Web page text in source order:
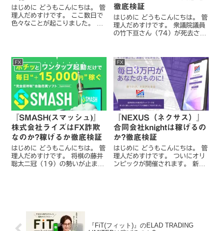
はじめに どうもこんにちは。 管
理人だめすけです。 ここ数日で
色々なことが起こりました。 ア
きの方なら「...
徹底検証
はじめに どうもこんにちは。 管
理人だめすけです。 衆議院議員
の竹下亘さん（74）が死去され
宅で、食道がんのため亡くなっ
たということです。 自民党総務
会長や復...
FX
『SMASH(スマッシュ)』
株式会社ライズはFX詐欺
なのか?稼げるか徹底検証
はじめに どうもこんにちは。 管
理人だめすけです。 将棋の藤井
聡太二冠（19）の勢いが止まり
FX
『NEXUS（ネクサス）』
合同会社knightは稼げるの
か?徹底検証
はじめに どうもこんにちは。 管
理人だめすけです。 ついにオリ
ンピックが開催されます。 新型
『FiT(フィット)』のELAD TRADING